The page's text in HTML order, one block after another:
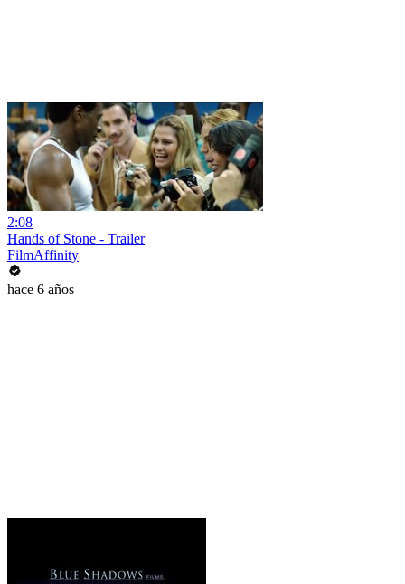
2:08
Hands of Stone - Trailer
FilmAffinity
hace 6 años